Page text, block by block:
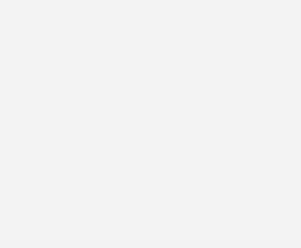
Solarverband geht davon aus, dass
die jährliche Zubaumenge die
Terawatt installiert sein,
SPE. Dies wären dann etwa 65
Kapazität, die notwendig wäre,
installierter Ökostromleistung zu
Kapazität der erneuerbaren Energien